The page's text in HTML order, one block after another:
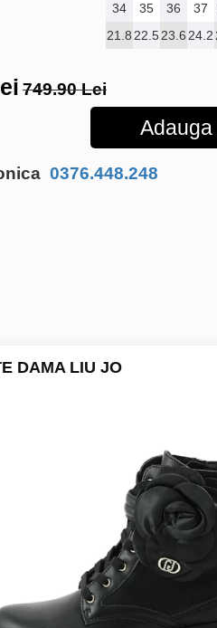
34 35 36 37
21.8 22.523.6 24.2
749.90 Lei
0376.448.248
DAMA LIU JO